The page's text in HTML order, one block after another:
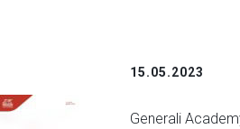
15.05.2023
Generali